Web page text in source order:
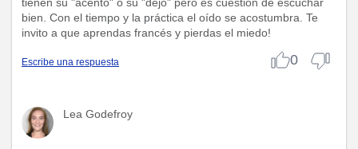
bien. Con el tiempo y la práctica el oído se acostumbra. Te
invito a que aprendas francés y pierdas el miedo!
Escribe una respuesta 0
Lea Godefroy